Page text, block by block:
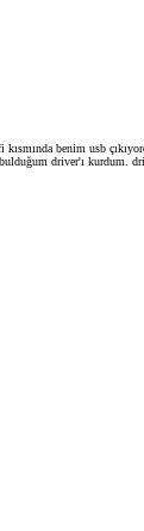
benim usb
driver'ı kurdum.